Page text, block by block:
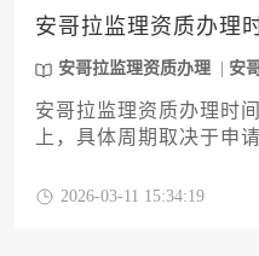
安哥拉监理资质办理
安哥拉监理资质办理 安
安哥拉监理资质办理时
上，具体周期取决于申
计划进入安哥拉工程监
2026-03-11 15:34:19